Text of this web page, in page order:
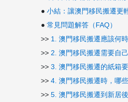
● 小結：讓澳門移民搬遷更
● 常見問題解答（FAQ）
>> 1. 澳門移民搬遷應該何
>> 2. 澳門移民搬遷需要自
>> 3. 澳門移民搬遷的紙箱
>> 4. 澳門移民搬遷時，哪
>> 5. 澳門移民搬遷到新居